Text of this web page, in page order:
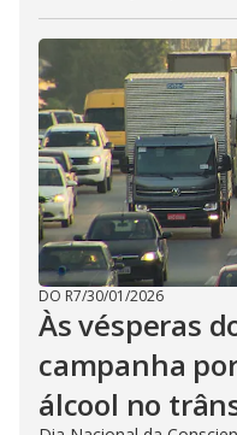
DO R7/30/01/2026
Às vésperas
campanha
álcool no